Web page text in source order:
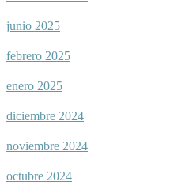
junio 2025
febrero 2025
enero 2025
diciembre 2024
noviembre 2024
octubre 2024